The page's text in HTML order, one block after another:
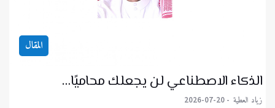
المقال
الذكاء الاصطناعي لن يجعلك محاميًا…
زياد العطية 2026-07-20